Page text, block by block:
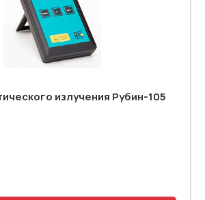
излучения Рубин-105